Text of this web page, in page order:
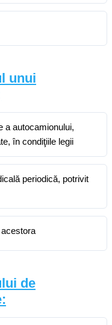
unui
a autocamionului,
în condiţiile legii
periodică, potrivit
de